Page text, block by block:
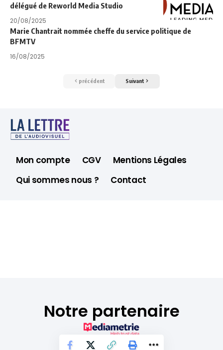
délégué de Reworld Media Studio
20/08/2025
Marie Chantrait nommée cheffe du service politique de
BFMTV
16/08/2025
précédent Suivant
Mon compte CGV
Mentions Légales
Qui sommes nous ?
Contact
Notre partenaire